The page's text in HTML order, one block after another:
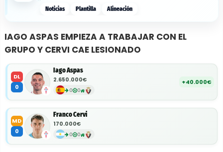
Noticias Plantilla Alineación
IAGO ASPAS EMPIEZA A TRABAJAR CON EL
GRUPO Y CERVI CAE LESIONADO
DL
0
Iago Aspas
2.650.000€
0 0
+40.000€
MD
0
Franco Cervi
170.000€
0 0